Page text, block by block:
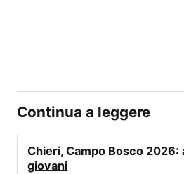
Continua a leggere
Chieri, Campo Bosco
giovani